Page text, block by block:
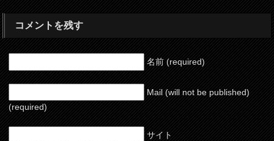
コメントを残す
名前 (required)
Mail (will not be published)
(required)
サイト